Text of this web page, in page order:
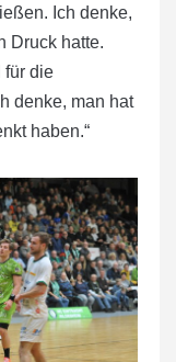
Ich denke,
Druck hatte.
für die
denke, man hat
haben.“